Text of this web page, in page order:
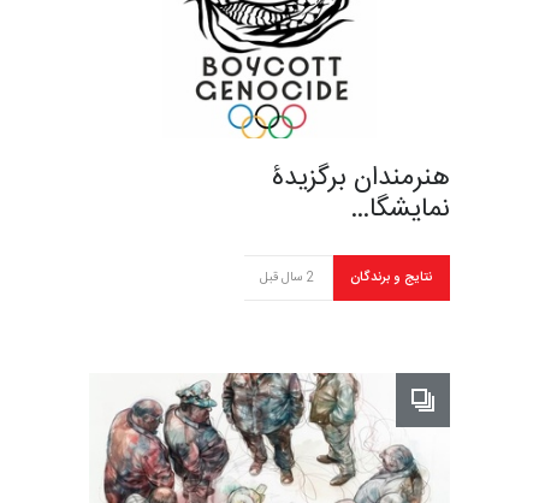
هنرمندان برگزیدۀ
نمایشگا…
نتایج و برندگان 2 سال قبل